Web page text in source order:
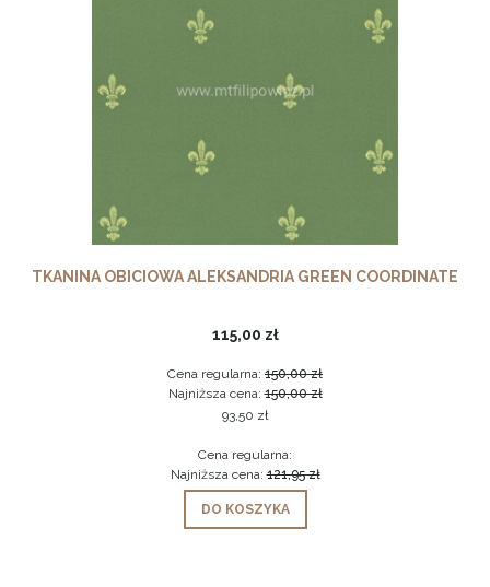
TKANINA OBICIOWA ALEKSANDRIA GREEN COORDINATE
115,00 zł
Cena regularna: 150,00 zł
Najniższa cena:150,00 zł
93,50 zł
Cena regularna:
Najniższa cena:121,95 zł
DO KOSZYKA